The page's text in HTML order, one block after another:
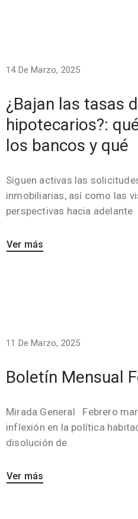
14 De Marzo, 2025
¿Bajan las tasas
hipotecarios?:
los bancos y qué
Siguen activas las
inmobiliarias, así como las
perspectivas hacia adelante
Ver más
11 De Marzo, 2025
Boletín Mensual
Mirada General Febrero
inflexión en la política
disolución de
Ver más